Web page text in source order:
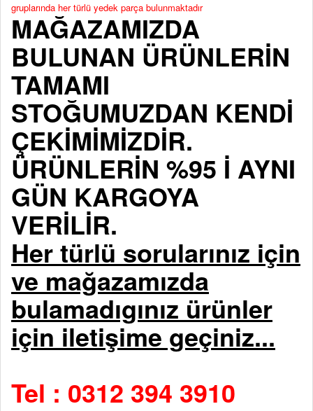
gruplarında her türlü yedek parça bulunmaktadır
MAĞAZAMIZDA
BULUNAN ÜRÜNLERİN
TAMAMI
STOĞUMUZDAN KENDİ
ÇEKİMİMİZDİR.
ÜRÜNLERİN %95 İ AYNI
GÜN KARGOYA
VERİLİR.
Her türlü sorularınız için
ve mağazamızda
bulamadıgınız ürünler
için iletişime geçiniz...
Tel : 0312 394 3910